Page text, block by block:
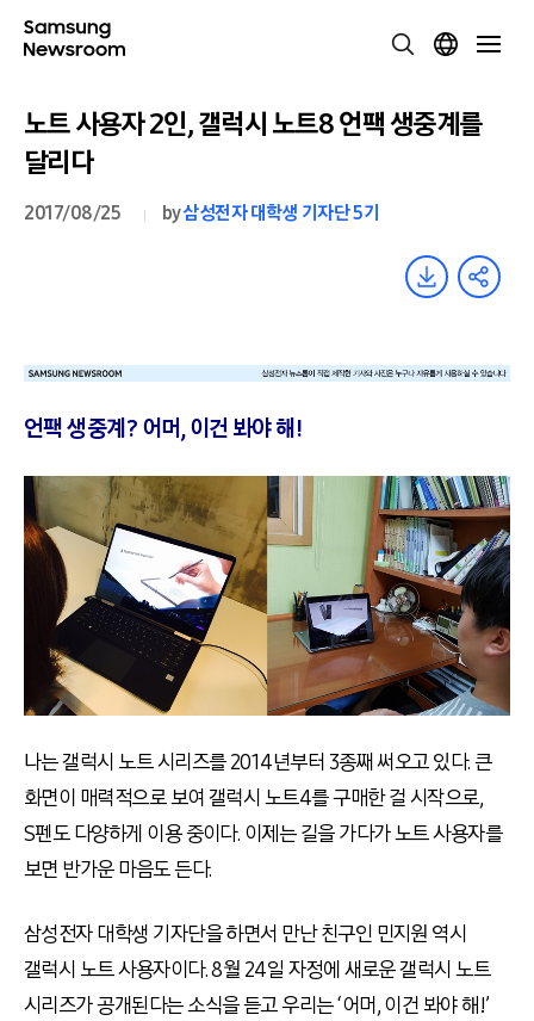
노트 사용자 2인, 갤럭시 노트8 언팩 생중계를
달리다
2017/08/25 by삼성전자 대학생 기자단 5기
언팩 생중계? 어머, 이건 봐야 해!
나는 갤럭시 노트 시리즈를 2014년부터 3종째 써오고 있다. 큰
화면이 매력적으로 보여 갤럭시 노트4를 구매한 걸 시작으로,
S펜도 다양하게 이용 중이다. 이제는 길을 가다가 노트 사용자를
보면 반가운 마음도 든다.
삼성전자 대학생 기자단을 하면서 만난 친구인 민지원 역시
갤럭시 노트 사용자이다. 8월 24일 자정에 새로운 갤럭시 노트
시리즈가 공개된다는 소식을 듣고 우리는 ‘어머, 이건 봐야 해!’